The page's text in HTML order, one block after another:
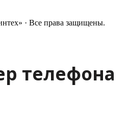
· Все права защищены.
телефона